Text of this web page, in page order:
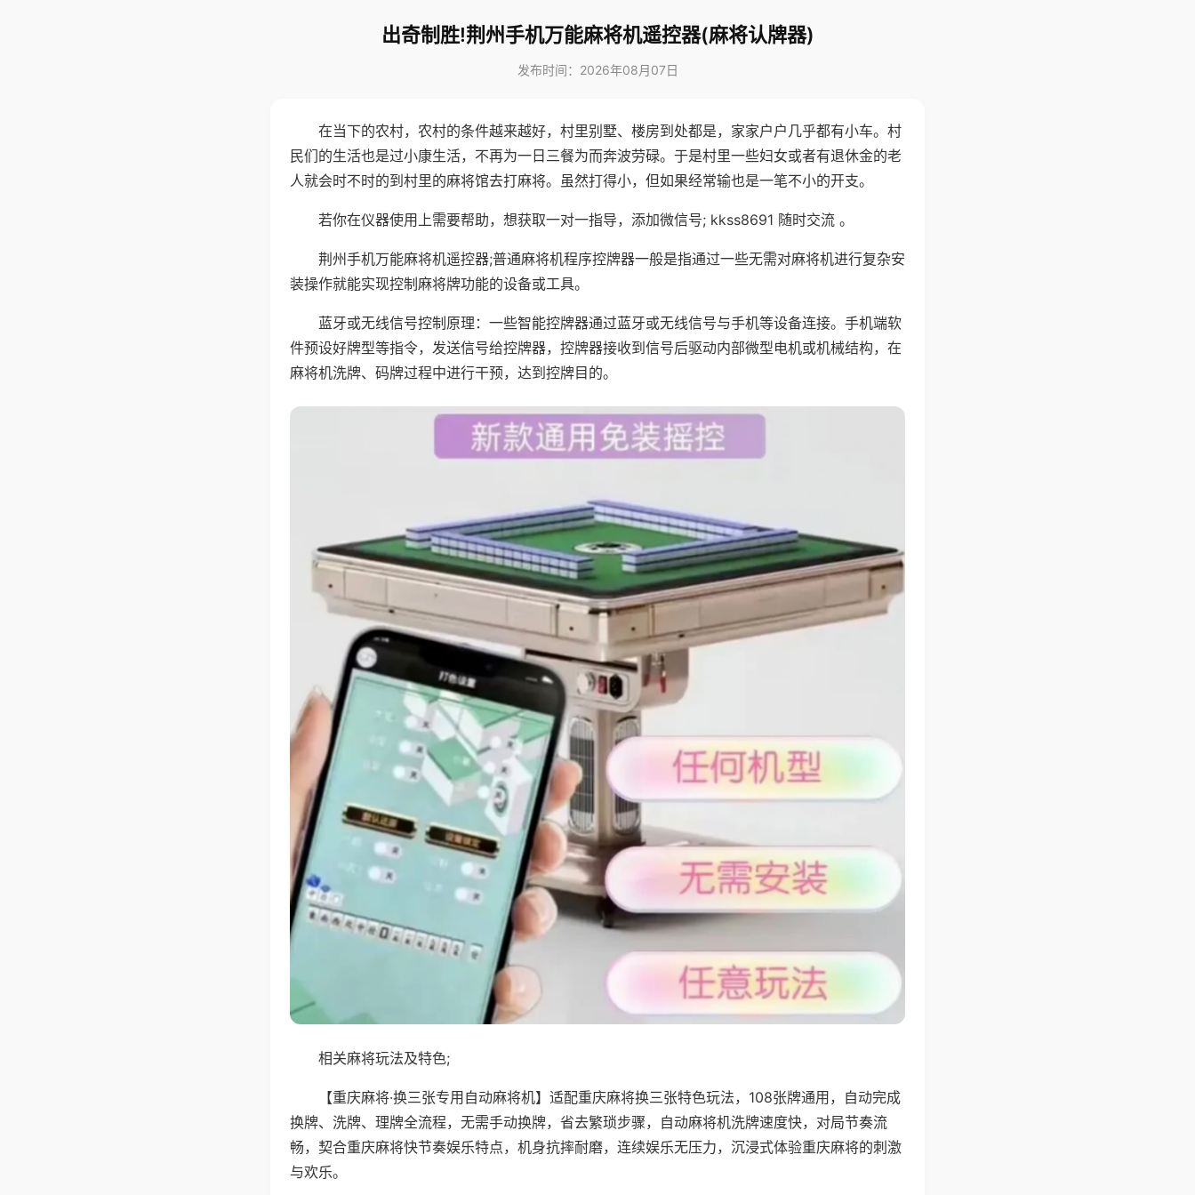
出奇制胜!荆州手机万能麻将机遥控器(麻将认牌器)
发布时间：2026年08月07日
在当下的农村，农村的条件越来越好，村里别墅、楼房到处都是，家家户户几乎都有小车。村
民们的生活也是过小康生活，不再为一日三餐为而奔波劳碌。于是村里一些妇女或者有退休金的老
人就会时不时的到村里的麻将馆去打麻将。虽然打得小，但如果经常输也是一笔不小的开支。
若你在仪器使用上需要帮助，想获取一对一指导，添加微信号; kkss8691 随时交流 。
荆州手机万能麻将机遥控器;普通麻将机程序控牌器一般是指通过一些无需对麻将机进行复杂安
装操作就能实现控制麻将牌功能的设备或工具。
蓝牙或无线信号控制原理：一些智能控牌器通过蓝牙或无线信号与手机等设备连接。手机端软
件预设好牌型等指令，发送信号给控牌器，控牌器接收到信号后驱动内部微型电机或机械结构，在
麻将机洗牌、码牌过程中进行干预，达到控牌目的。
相关麻将玩法及特色;
【重庆麻将·换三张专用自动麻将机】适配重庆麻将换三张特色玩法，108张牌通用，自动完成
换牌、洗牌、理牌全流程，无需手动换牌，省去繁琐步骤，自动麻将机洗牌速度快，对局节奏流
畅，契合重庆麻将快节奏娱乐特点，机身抗摔耐磨，连续娱乐无压力，沉浸式体验重庆麻将的刺激
与欢乐。